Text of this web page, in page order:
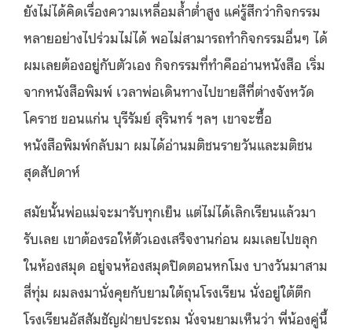
ยังไม่ได้คิดเรื่องความเหลื่อมล้ำต่ำสูง แค่รู้สึกว่ากิจกรรม
หลายอย่างไปร่วมไม่ได้ พอไม่สามารถทำกิจกรรมอื่นๆ ได้
ผมเลยต้องอยู่กับตัวเอง กิจกรรมที่ทำคืออ่านหนังสือ เริ่ม
จากหนังสือพิมพ์ เวลาพ่อเดินทางไปขายสีที่ต่างจังหวัด
โคราช ขอนแก่น บุรีรัมย์ สุรินทร์ ฯลฯ เขาจะซื้อ
หนังสือพิมพ์กลับมา ผมได้อ่านมติชนรายวันและมติชน
สุดสัปดาห์
สมัยนั้นพ่อแม่จะมารับทุกเย็น แต่ไม่ได้เลิกเรียนแล้วมา
รับเลย เขาต้องรอให้ตัวเองเสร็จงานก่อน ผมเลยไปขลุก
ในห้องสมุด อยู่จนห้องสมุดปิดตอนหกโมง บางวันมาสาม
สี่ทุ่ม ผมลงมานั่งคุยกับยามใต้ถุนโรงเรียน นั่งอยู่ใต้ตึก
โรงเรียนอัสสัมชัญฝ่ายประถม นั่งจนยามเห็นว่า พี่น้องคู่นี้